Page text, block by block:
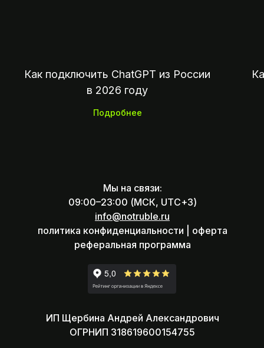
Как подключить ChatGPT из России
в 2026 году
Подробнее
Мы на связи:
09:00–23:00 (МСК, UTC+3)
info@notruble.ru
политика конфиденциальности |
оферта
реферальная программа
ИП Щербина Андрей Александрович
ОГРНИП 318619600154755